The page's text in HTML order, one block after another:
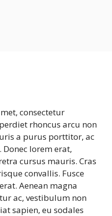
consectetur
rhoncus arcu non
a purus porttitor, ac
lorem erat,
cursus mauris. Cras
convallis. Fusce
Aenean magna
ac, vestibulum non
sapien, eu sodales